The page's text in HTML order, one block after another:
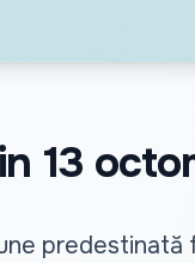
13
predestinată